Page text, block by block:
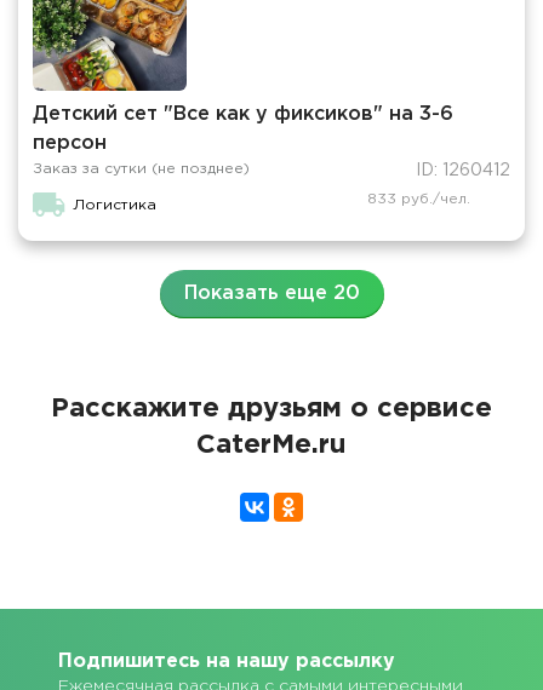
Детский сет "Все как у фиксиков" на 3-6
персон
Заказ за сутки (не позднее) ID: 1260412
Логистика 833 руб./чел.
Показать еще 20
Расскажите друзьям о сервисе
CaterMe.ru
Подпишитесь на нашу рассылку
Ежемесячная рассылка с самыми интересными